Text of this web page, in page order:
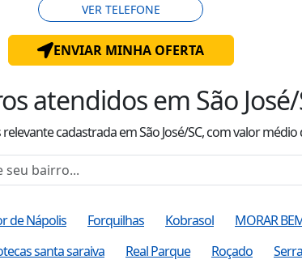
VER TELEFONE
ENVIAR MINHA OFERTA
atendidosem São
cadastradaem São José/SC, com valormédio
de Nápolis Forquilhas Kobrasol MORAR
santa saraiva Real Parque Roçado